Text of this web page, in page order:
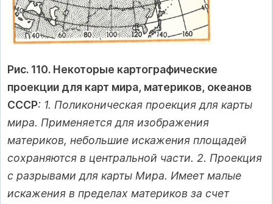
Рис. 110. Некоторые картографические
проекции для карт мира, материков, океанов
СССР: 1. Поликоническая проекция для карты
мира. Применяется для изображения
материков, небольшие искажения площадей
сохраняются в центральной части. 2. Проекция
с разрывами для карты Мира. Имеет малые
искажения в пределах материков за счет